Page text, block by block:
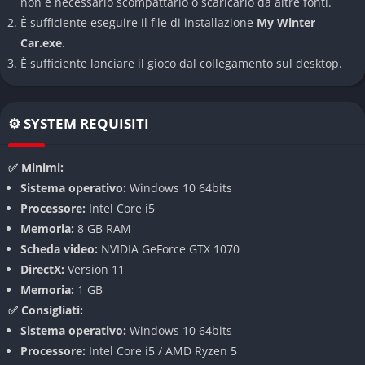
My Winter Car introduce un sistema di sopravvivenza profondo
che richiede di monitorare costantemente temperatura, fame,
sete e fatica. Il clima dinamico e le tormente di neve possono
cambiare drasticamente la visibilità e la viabilità delle strade,
costringendo il giocatore a pianificare ogni spostamento con
procurarsi cibo diventa un’impresa strategica.
Costruzione e manutenzione del veicolo
Come nel titolo originale, il cuore dell’esperienza rimane
l’assemblaggio meticoloso della propria auto. Ogni vite, cavo e
bullone deve essere posizionato correttamente, e anche il
minimo errore può compromettere le prestazioni. Tuttavia, il
freddo influisce direttamente sui motori, sulle batterie e
sull’olio, aggiungendo nuove sfide ingegneristiche che
richiedono attenzione e conoscenza.
Gestione della casa e della vita quotidiana
È sufficiente eseguire il file di installazione My Winter
Car.exe.
È sufficiente lanciare il gioco dal collegamento sul desktop.
⚙️ SYSTEM REQUISITI
✅ Minimi:
Sistema operativo: Windows 10 64bits
Processore: Intel Core i5
Memoria: 8 GB RAM
Scheda video: NVIDIA GeForce GTX 1070
DirectX: Version 11
Memoria: 1 GB
✅ Consigliati:
Sistema operativo: Windows 10 64bits
Processore: Intel Core i5 / AMD Ryzen 5